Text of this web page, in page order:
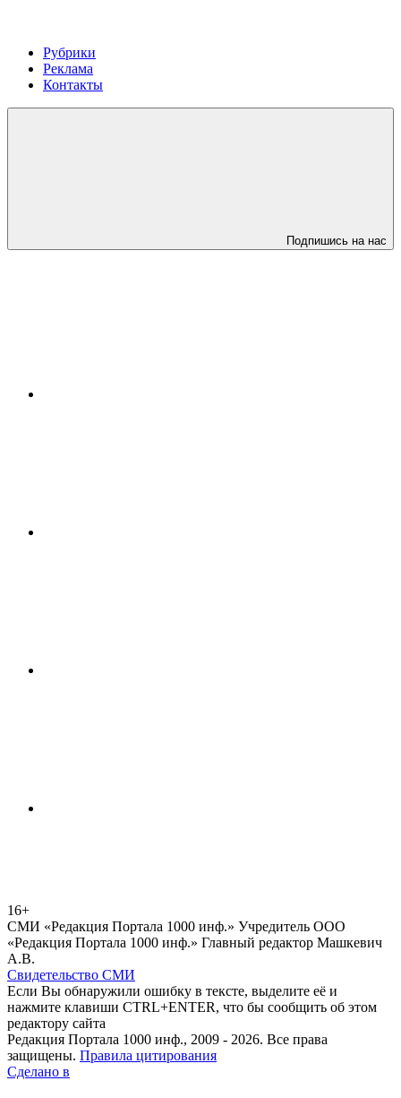
Рубрики
Реклама
Контакты
Подпишись на нас
16+
СМИ «Редакция Портала 1000 инф.» Учредитель ООО
«Редакция Портала 1000 инф.» Главный редактор Машкевич
А.В.
Свидетельство СМИ
Если Вы обнаружили ошибку в тексте, выделите её и
нажмите клавиши CTRL+ENTER, что бы сообщить об этом
редактору сайта
Редакция Портала 1000 инф., 2009 - 2026. Все права
защищены. Правила цитирования
Сделано в